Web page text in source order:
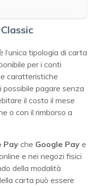
l’unica tipologia di carta
per i conti
caratteristiche
possibile pagare senza
il costo il mese
o con il rimborso a
Payche Google Pay e
e nei negozi fisici
della modalità
carta può essere